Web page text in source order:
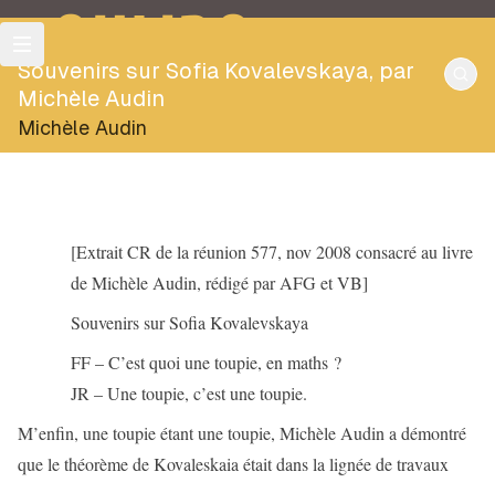
OULIPO
Souvenirs sur Sofia Kovalevskaya, par
Michèle Audin
Michèle Audin
[Extrait CR de la réunion 577, nov 2008 consacré au livre
de Michèle Audin, rédigé par AFG et VB]
Souvenirs sur Sofia Kovalevskaya
FF – C’est quoi une toupie, en maths ?
JR – Une toupie, c’est une toupie.
M’enfin, une toupie étant une toupie, Michèle Audin a démontré
que le théorème de Kovaleskaia était dans la lignée de travaux